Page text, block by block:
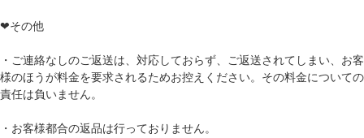
❤その他
・ご連絡なしのご返送は、対応しておらず、ご返送されてしまい、お客
様のほうが料金を要求されるためお控えください。その料金についての
責任は負いません。
・お客様都合の返品は行っておりません。